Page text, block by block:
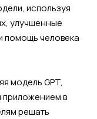
используя
улучшенные
помощь человека
модель GPT,
в
решать